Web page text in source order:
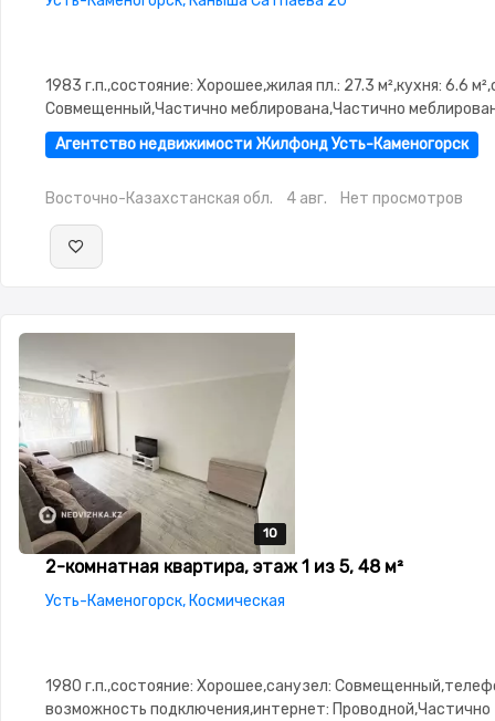
1983 г.п.,состояние: Хорошее,жилая пл.: 27.3 м²,кухня: 6.6
Совмещенный,Частично меблирована,Частично
Агентство недвижимости Жилфонд Усть-Каменогорск
Восточно-Казахстанская обл. 4 авг. Нет просмотров
10
10
10
10
10
2-комнатная квартира, этаж 1 из 5, 48 м²
Усть-Каменогорск, Космическая
1980 г.п.,состояние: Хорошее,санузел:
возможность подключения,интернет: Проводной,Частично